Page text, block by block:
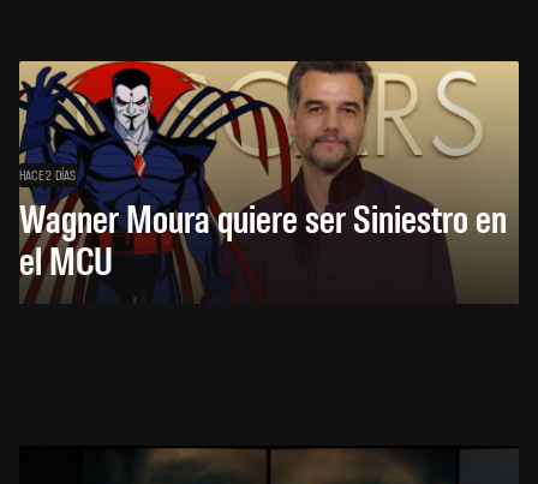
HACE 2 DÍAS
Wagner Moura quiere ser Siniestro en
el MCU